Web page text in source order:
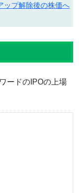
ップ解除後の株価へ
ードのIPOの上場